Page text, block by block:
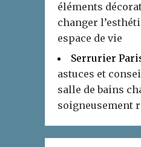
éléments
changer
espace de vie
Serrurier
astuces et
salle de bains
soigneusement